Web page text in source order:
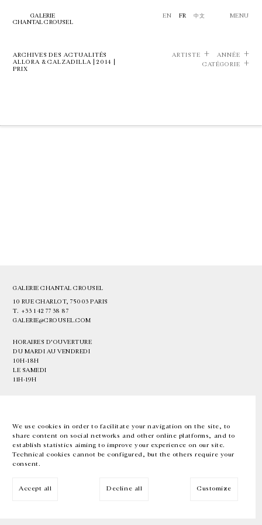
We use cookies in order to facilitate your navigation on the site, to
share content on social networks and other online platforms, and to
establish statistics aiming to improve your experience on our site.
Technical cookies cannot be configured, but the others require your
consent.
Accept all Decline all Customize
GALERIE
CHANTAL CROUSEL
EN FR 中文 MENU
ARCHIVES DES ACTUALITÉS
ALLORA & CALZADILLA | 2014 |
PRIX
ARTISTE
ANNÉE
CATÉGORIE
GALERIE CHANTAL CROUSEL
10 RUE CHARLOT, 75003 PARIS
T. +33 1 42 77 38 87
GALERIE@CROUSEL.COM
HORAIRES D'OUVERTURE
DU MARDI AU VENDREDI
10H-18H
LE SAMEDI
11H-19H
EN FR 中文 Facebook Instagram
Inscrivez-vous à notre newsletter